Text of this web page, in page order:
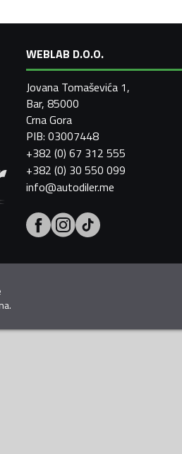
WEBLAB D.O.O.
Jovana Tomaševića 1,
Bar, 85000
Crna Gora
PIB: 03007448
+382 (0) 67 312 555
+382 (0) 30 550 099
info@autodiler.me